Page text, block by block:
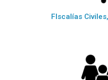
FIscalías